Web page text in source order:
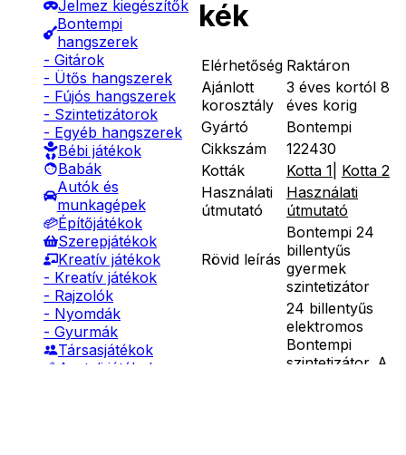
Jelmez kiegészítők
Bontempi
hangszerek
- Gitárok
- Ütős hangszerek
- Fújós hangszerek
- Szintetizátorok
- Egyéb hangszerek
Bébi játékok
Babák
Autók és
munkagépek
Építőjátékok
Szerepjátékok
Kreatív játékok
- Kreatív játékok
- Rajzolók
- Nyomdák
- Gyurmák
Társasjátékok
Asztali játékok
kék
Elérhetőség Raktáron
Ajánlott
korosztály
3 éves kortól 8
éves korig
Gyártó
Bontempi
Cikkszám
122430
Kották
Kotta 1 Kotta 2
Használati
útmutató
Használati
útmutató
Rövid leírás
Bontempi 24
billentyűs
gyermek
szintetizátor
24 billentyűs
elektromos
Bontempi
szintetizátor. A